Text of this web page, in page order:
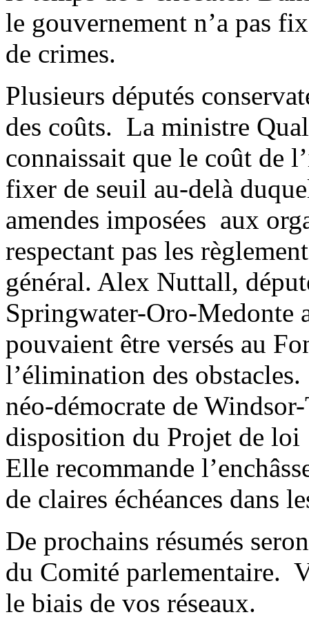
le gouvernement n’a pas
de crimes.
Plusieurs députés
des coûts. La ministre
connaissait que le coût de
fixer de seuil au-delà
amendes imposées aux
respectant pas les
général. Alex Nuttall,
Springwater-Oro-Medonte
pouvaient être versés au
l’élimination des
néo-démocrate de
disposition du Projet de
Elle recommande
de claires échéances dans
De prochains résumés
du Comité parlementaire.
le biais de vos réseaux.